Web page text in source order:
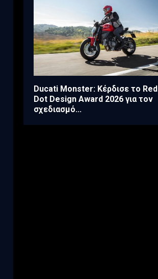
Ducati Monster: Κέρδισε το Red
Dot Design Award 2026 για τον
σχεδιασμό...